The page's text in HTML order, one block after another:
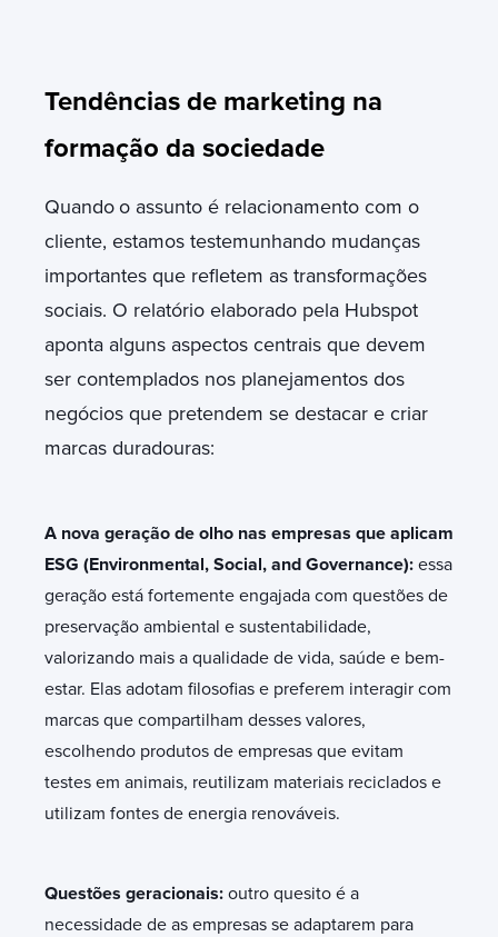
Tendências de marketing na
formação da sociedade
Quandoo assunto é relacionamento com o
cliente, estamos testemunhando mudanças
importantes que refletem as transformações
sociais. O relatório elaborado pela Hubspot
aponta alguns aspectos centrais que devem
ser contemplados nos planejamentos dos
negócios que pretendem se destacar e criar
marcas duradouras:
A nova geração de olho nas empresas que aplicam
ESG (Environmental, Social, and Governance): essa
geração está fortemente engajada com questões de
preservação ambiental e sustentabilidade,
valorizando mais a qualidade de vida, saúde e bem-
estar. Elas adotam filosofias e preferem interagir com
marcas que compartilham desses valores,
escolhendo produtos de empresas que evitam
testes em animais, reutilizam materiais reciclados e
utilizam fontes de energia renováveis.
Questões geracionais: outro quesito é a
necessidade de as empresas se adaptarem para